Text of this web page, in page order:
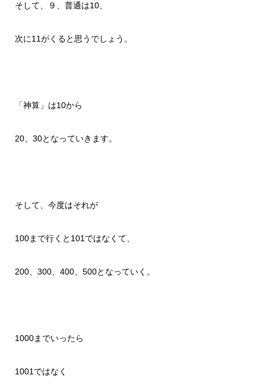
そして、９、普通は10、
次に11がくると思うでしょう。
「神算」は10から
20、30となっていきます。
そして、今度はそれが
100まで行くと101ではなくて、
200、300、400、500となっていく。
1000までいったら
1001ではなく